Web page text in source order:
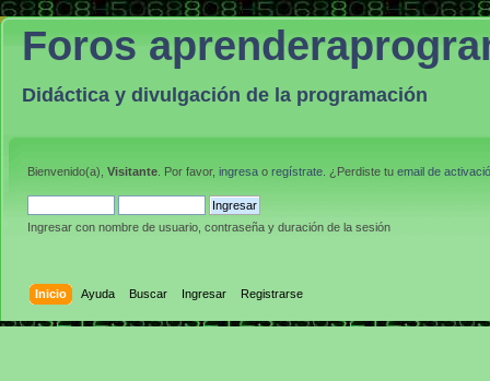
Foros
Didáctica y divulgación de la programación
Bienvenido(a), Visitante . Por favor, ingresa o regístrate . ¿Perdiste tu email de
Ingresar con nombre de usuario, contraseña y duración de la sesión
Inicio Ayuda Buscar Ingresar Registrarse